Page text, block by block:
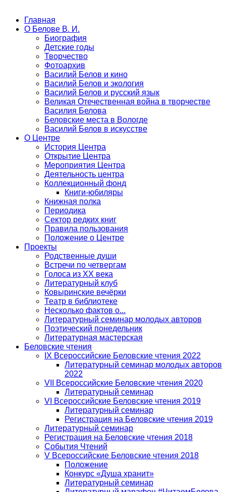
Главная
О Белове В. И.
Биография
Детские годы
Творчество
Фотоархив
Василий Белов и кино
Василий Белов и экология
Василий Белов и русский язык
Великая Отечественная война в творчестве
Василия Белова
Беловские места в Вологде
Василий Белов в искусстве
О Центре
История Центра
Открытие Центра
Мероприятия Центра
Деятельность центра
Коллекционный фонд
Книги-юбиляры
Книжная полка
Периодика
Сектор редких книг
Правила пользования
Положение о Центре
Проекты
Родственные души
Встречи по четвергам
Голоса из ХХ века
Литературный клуб
Ковыринские вечёрки
Театр в библиотеке
Несколько фактов о...
Литературный семинар молодых авторов
Поэтический понедельник
Литературная мастерская
Беловские чтения
IX Всероссийские Беловские чтения 2022
Литературный семинар молодых авторов
2022
VII Всероссийские Беловские чтения 2020
Литературный семинар
VI Всероссийские Беловские чтения 2019
Литературный семинар
Регистрация на Беловские чтения 2019
Литературный семинар
Регистрация на Беловские чтения 2018
События Чтений
V Всероссийские Беловские чтения 2018
Положение
Конкурс «Душа хранит»
Литературный семинар